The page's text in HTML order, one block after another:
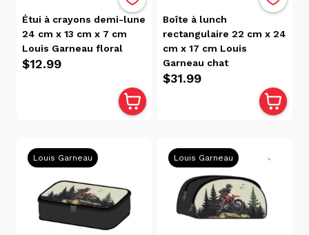
Off
Track
(15)
Oro
(7)
Gazoo
(6)
Maped
Étui à crayons demi-lune
24 cm x 13 cm x 7 cm
Louis Garneau floral
$12.99
Boîte à lunch
rectangulaire 22 cm x 24
cm x 17 cm Louis
Garneau chat
$31.99
Louis Garneau Louis Garneau